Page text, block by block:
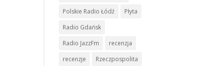
Polskie Radio Łódź
Płyta
Radio Gdańsk
Radio JazzFm
recenzja
recenzje
Rzeczpospolita